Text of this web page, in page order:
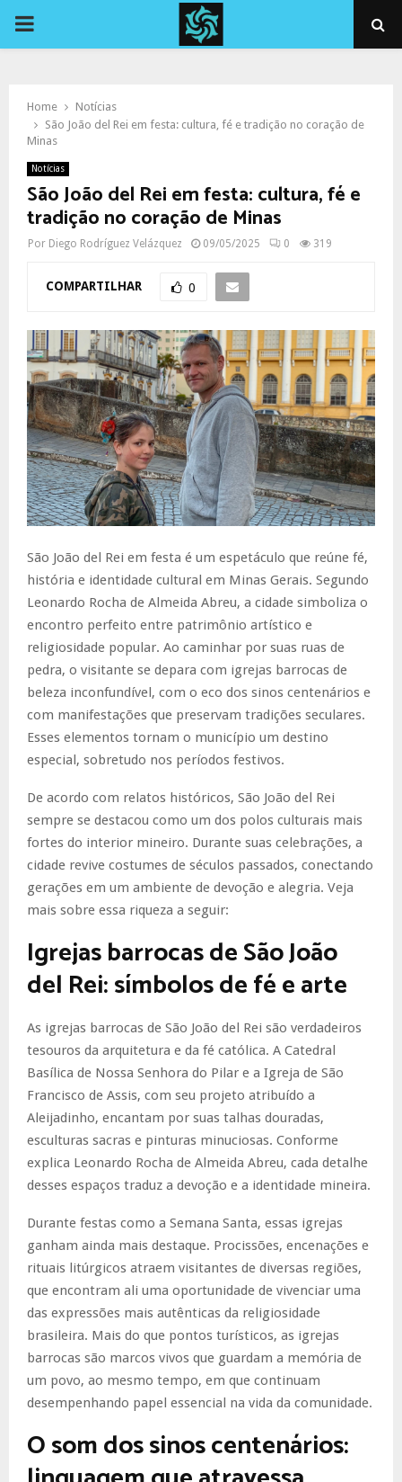
PRIMARY
Home
Notícias
São João del Rei em festa: cultura, fé e tradição no coração de
Minas
Notícias
São João del Rei em festa: cultura, fé e
tradição no coração de Minas
Por Diego Rodríguez Velázquez 09/05/2025 0 319
COMPARTILHAR 0
São João del Rei em festa é um espetáculo que reúne fé,
história e identidade cultural em Minas Gerais. Segundo
Leonardo Rocha de Almeida Abreu, a cidade simboliza o
encontro perfeito entre patrimônio artístico e
religiosidade popular. Ao caminhar por suas ruas de
pedra, o visitante se depara com igrejas barrocas de
beleza inconfundível, com o eco dos sinos centenários e
com manifestações que preservam tradições seculares.
Esses elementos tornam o município um destino
especial, sobretudo nos períodos festivos.
De acordo com relatos históricos, São João del Rei
sempre se destacou como um dos polos culturais mais
fortes do interior mineiro. Durante suas celebrações, a
cidade revive costumes de séculos passados, conectando
gerações em um ambiente de devoção e alegria. Veja
mais sobre essa riqueza a seguir:
Igrejas barrocas de São João
del Rei: símbolos de fé e arte
As igrejas barrocas de São João del Rei são verdadeiros
tesouros da arquitetura e da fé católica. A Catedral
Basílica de Nossa Senhora do Pilar e a Igreja de São
Francisco de Assis, com seu projeto atribuído a
Aleijadinho, encantam por suas talhas douradas,
esculturas sacras e pinturas minuciosas. Conforme
explica Leonardo Rocha de Almeida Abreu, cada detalhe
desses espaços traduz a devoção e a identidade mineira.
Durante festas como a Semana Santa, essas igrejas
ganham ainda mais destaque. Procissões, encenações e
rituais litúrgicos atraem visitantes de diversas regiões,
que encontram ali uma oportunidade de vivenciar uma
das expressões mais autênticas da religiosidade
brasileira. Mais do que pontos turísticos, as igrejas
barrocas são marcos vivos que guardam a memória de
um povo, ao mesmo tempo, em que continuam
desempenhando papel essencial na vida da comunidade.
O som dos sinos centenários: